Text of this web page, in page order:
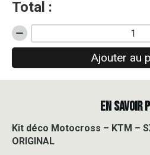
Total :
quantité
de
déco
Motocross
SXE2
-
Ajouter au
EN SAVOIR
Kit déco Motocross – KTM –
ORIGINAL